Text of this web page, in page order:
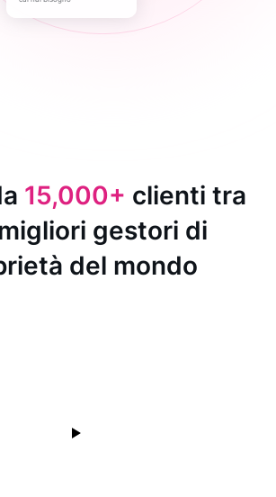
15,000+ clienti tra
gestori di
del mondo